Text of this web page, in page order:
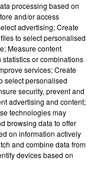
processing based on
and/or access
advertising; Create
to select personalised
Measure content
or combinations
services; Create
select personalised
security, prevent and
advertising and content;
technologies may
browsing data to offer
on information actively
and combine data from
devices based on